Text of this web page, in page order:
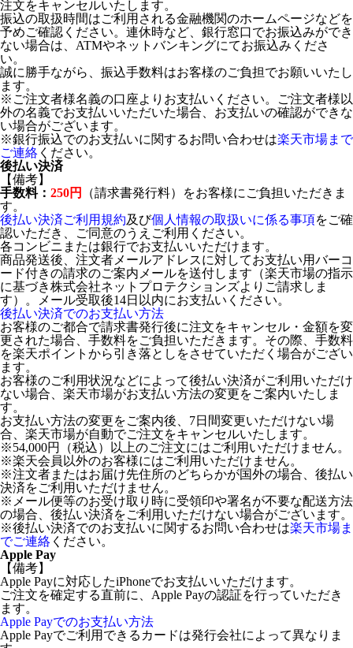
注文をキャンセルいたします。
振込の取扱時間はご利用される金融機関のホームページなどを
予めご確認ください。連休時など、銀行窓口でお振込みができ
ない場合は、ATMやネットバンキングにてお振込みくださ
い。
誠に勝手ながら、振込手数料はお客様のご負担でお願いいたし
ます。
※ご注文者様名義の口座よりお支払いください。ご注文者様以
外の名義でお支払いいただいた場合、お支払いの確認ができな
い場合がございます。
※銀行振込でのお支払いに関するお問い合わせは楽天市場まで
ご連絡 ください。
後払い決済
【備考】
手数料： 250円
（請求書発行料）をお客様にご負担いただきま
す。
後払い決済ご利用規約及び個人情報の取扱いに係る事項をご確
認いただき、ご同意のうえご利用ください。
各コンビニまたは銀行でお支払いいただけます。
商品発送後、注文者メールアドレスに対してお支払い用バーコ
ード付きの請求のご案内メールを送付します（楽天市場の指示
に基づき株式会社ネットプロテクションズよりご請求しま
す）。メール受取後14日以内にお支払いください。
後払い決済でのお支払い方法
お客様のご都合で請求書発行後に注文をキャンセル・金額を変
更された場合、手数料をご負担いただきます。その際、手数料
を楽天ポイントから引き落としをさせていただく場合がござい
ます。
お客様のご利用状況などによって後払い決済がご利用いただけ
ない場合、楽天市場がお支払い方法の変更をご案内いたしま
す。
お支払い方法の変更をご案内後、7日間変更いただけない場
合、楽天市場が自動でご注文をキャンセルいたします。
※54,000円（税込）以上のご注文にはご利用いただけません。
※楽天会員以外のお客様にはご利用いただけません。
※注文者またはお届け先住所のどちらかが国外の場合、後払い
決済をご利用いただけません。
※メール便等のお受け取り時に受領印や署名が不要な配送方法
の場合、後払い決済をご利用いただけない場合がございます。
※後払い決済でのお支払いに関するお問い合わせは楽天市場ま
でご連絡 ください。
Apple Pay
【備考】
Apple Payに対応したiPhoneでお支払いいただけます。
ご注文を確定する直前に、Apple Payの認証を行っていただき
ます。
Apple Payでのお支払い方法
Apple Payでご利用できるカードは発行会社によって異なりま